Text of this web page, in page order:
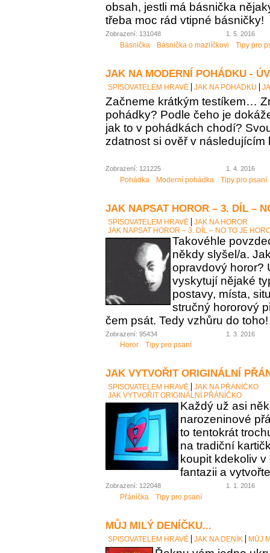
obsah, jestli má básnička
třeba moc rád vtipné básničky!
Zobrazení: 131048 1. 5. 2016
Básnička Básnička o mazlíčkovi Tipy pro
JAK NA MODERNÍ POHÁDKU -
SPISOVATELEM HRAVĚ JAK NA POHÁDKU
Začneme krátkým testíkem…
pohádky? Podle čeho je
jak to v pohádkách chodí?
zdatnost si ověř v následujícím
Zobrazení: 121225 1. 4. 2016
Pohádka Moderní pohádka Tipy pro psaní
JAK NAPSAT HOROR – 3. DÍL –
SPISOVATELEM HRAVĚ
JAK NA HOROR
JAK NAPSAT HOROR – 3. DÍL – NO TO JE
Takovéhle
někdy slyšel/a.
opravdový horor?
vyskytují nějaké
postavy, místa,
stručný hororový
čem psát. Tedy vzhůru do toho!
Zobrazení: 95434 1. 3. 2016
Horor Tipy pro psaní
JAK VYTVOŘIT ORIGINÁLNÍ
SPISOVATELEM HRAVĚ
JAK NA PŘÁNÍČKO
JAK VYTVOŘIT ORIGINÁLNÍ PŘÁNÍČKO
Každý už asi
narozeninové
to tentokrát
na tradiční
koupit kdekoliv
fantazii a
Zobrazení: 122048 1. 1. 2016
Přáníčka Tipy pro psaní
MŮJ MILÝ DENÍČKU...
SPISOVATELEM HRAVĚ JAK NA DENÍK MŮJ